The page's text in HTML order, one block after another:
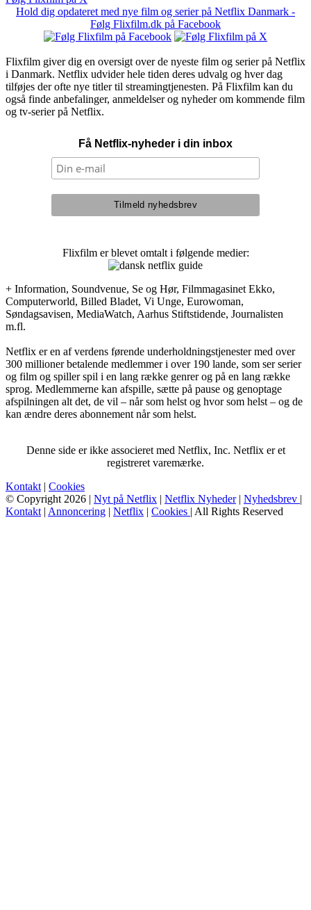
Hold dig opdateret med nye film og serier på Netflix Danmark -
Følg Flixfilm.dk på Facebook
Flixfilm giver dig en oversigt over de nyeste film og serier på Netflix
i Danmark. Netflix udvider hele tiden deres udvalg og hver dag
tilføjes der ofte nye titler til streamingtjenesten. På Flixfilm kan du
også finde anbefalinger, anmeldelser og nyheder om kommende film
og tv-serier på Netflix.
Få Netflix-nyheder i din inbox
Flixfilm er blevet omtalt i følgende medier:
+ Information, Soundvenue, Se og Hør, Filmmagasinet Ekko,
Computerworld, Billed Bladet, Vi Unge, Eurowoman,
Søndagsavisen, MediaWatch, Aarhus Stiftstidende, Journalisten
m.fl.
Netflix er en af verdens førende underholdningstjenester med over
300 millioner betalende medlemmer i over 190 lande, som ser serier
og film og spiller spil i en lang række genrer og på en lang række
sprog. Medlemmerne kan afspille, sætte på pause og genoptage
afspilningen alt det, de vil – når som helst og hvor som helst – og de
kan ændre deres abonnement når som helst.
Denne side er ikke associeret med Netflix, Inc. Netflix er et
registreret varemærke.
Kontakt | Cookies
© Copyright 2026 | Nyt på Netflix | Netflix Nyheder| Nyhedsbrev |
Kontakt | Annoncering | Netflix | Cookies | All Rights Reserved